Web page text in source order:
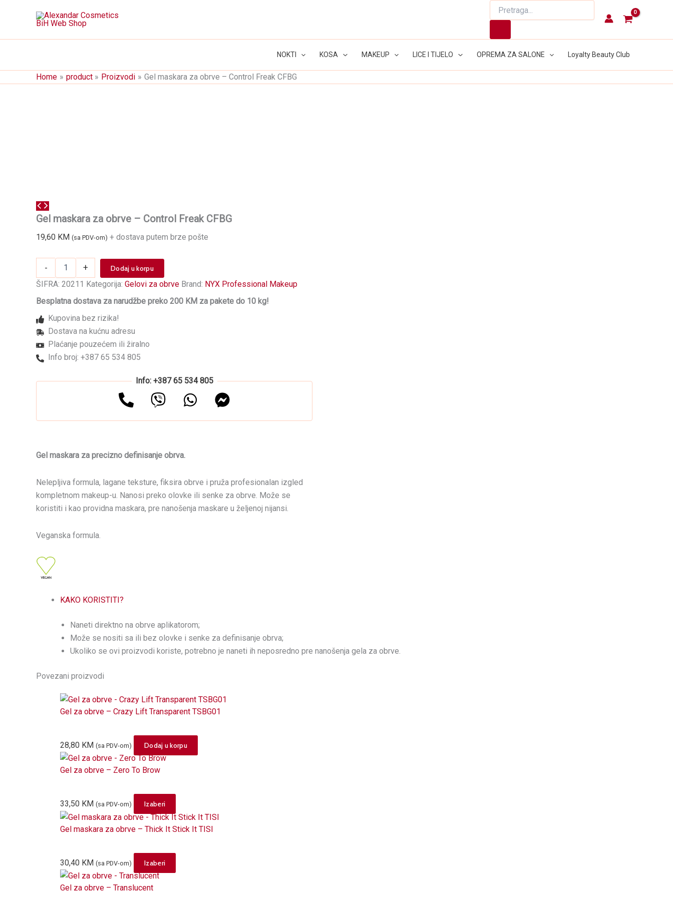
search
NOKTI KOSA MAKEUP LICE I TIJELO OPREMA ZA SALONE Loyalty Beauty Club
Home product Proizvodi Gel maskara za obrve – Control Freak CFBG
Gel maskara za obrve – Control Freak CFBG
19,60 KM (sa PDV-om) + dostava putem brze pošte
-
za
-
Freak
CFBG
količina
+ Dodaj u korpu
ŠIFRA: 20211 Kategorija: Gelovi za obrve Brand: NYX Professional Makeup
Besplatna dostava za narudžbe preko 200 KM za pakete do 10 kg!
Kupovina bez rizika!
Dostava na kućnu adresu
Plaćanje pouzećem ili žiralno
Info broj: +387 65 534 805
Info: +387 65 534 805
Gel maskara za precizno definisanje obrva.
Nelepljiva formula, lagane teksture, fiksira obrve i pruža profesionalan izgled
kompletnom makeup-u. Nanosi preko olovke ili senke za obrve. Može se
koristiti i kao providna maskara, pre nanošenja maskare u željenoj nijansi.
Veganska formula.
KAKO KORISTITI?
Naneti direktno na obrve aplikatorom;
Može se nositi sa ili bez olovke i senke za definisanje obrva;
Ukoliko se ovi proizvodi koriste, potrebno je naneti ih neposredno pre nanošenja gela za obrve.
Povezani proizvodi
Gel za obrve – Crazy Lift Transparent TSBG01
28,80 KM (sa PDV-om) Dodaj u korpu
Gel za obrve – Zero To Brow
33,50 KM (sa PDV-om) Izaberi
product
has
variants.
Gel maskara za obrve – Thick It Stick It TISI
30,40 KM (sa PDV-om) Izaberi
product
Gel za obrve – Translucent